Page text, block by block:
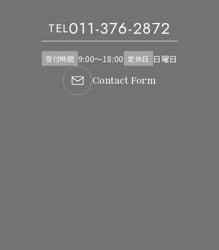
TEL011-376-2872
受付時間 9:00～18:00 定休日 日曜日
Contact Form